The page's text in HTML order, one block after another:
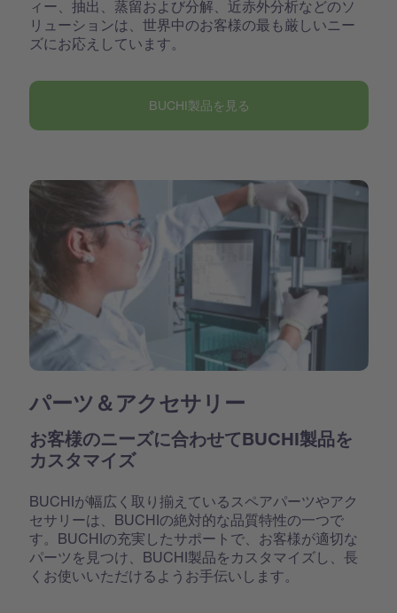
ィー、抽出、蒸留および分解、近赤外分析などのソ
リューションは、世界中のお客様の最も厳しいニー
ズにお応えしています。
BUCHI製品を見る
パーツ＆アクセサリー
お客様のニーズに合わせてBUCHI製品を
カスタマイズ
BUCHIが幅広く取り揃えているスペアパーツやアク
セサリーは、BUCHIの絶対的な品質特性の一つで
す。BUCHIの充実したサポートで、お客様が適切な
パーツを見つけ、BUCHI製品をカスタマイズし、長
くお使いいただけるようお手伝いします。